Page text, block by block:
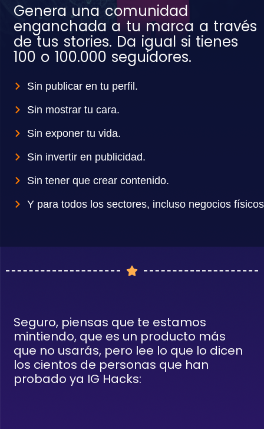
Genera una comunidad
enganchada a tu marca a través
de tus stories. Da igual si tienes
100 o 100.000 seguidores.
Sin publicar en tu perfil.
Sin mostrar tu cara.
Sin exponer tu vida.
Sin invertir en publicidad.
Sin tener que crear contenido.
Y para todos los sectores, incluso negocios físicos
Seguro, piensas que te estamos
mintiendo, que es un producto más
que no usarás, pero lee lo que lo dicen
los cientos de personas que han
probado ya IG Hacks: